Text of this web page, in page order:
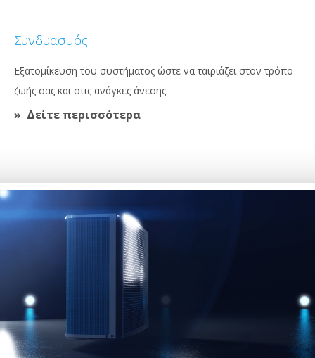
Συνδυασμός
Εξατομίκευση του συστήματος ώστε να ταιριάζει στον τρόπο
ζωής σας και στις ανάγκες άνεσης.
Δείτε περισσότερα